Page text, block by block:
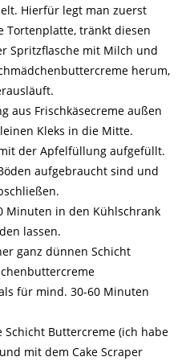
Hierfür legt man zuerst
Tortenplatte, tränkt diesen
Spritzflasche mit Milch und
herum,
aus Frischkäsecreme außen
Kleks in die Mitte.
der Apfelfüllung aufgefüllt.
aufgebraucht sind und
Minuten in den Kühlschrank
lassen.
ganz dünnen Schicht
für mind. 30-60 Minuten
Buttercreme (ich habe
mit dem Cake Scraper